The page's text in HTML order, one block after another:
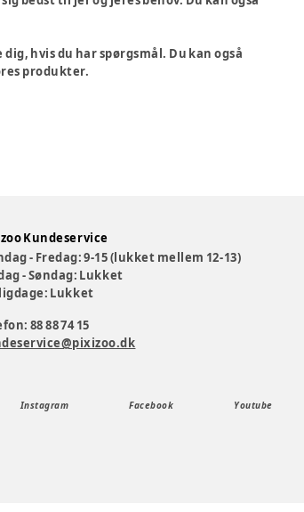
hvis du har spørgsmål. Du kan også
produkter.
Kundeservice
- Fredag: 9-15 (lukket mellem 12-13)
- Søndag: Lukket
Lukket
88 88 74 15
Instagram Facebook Youtube